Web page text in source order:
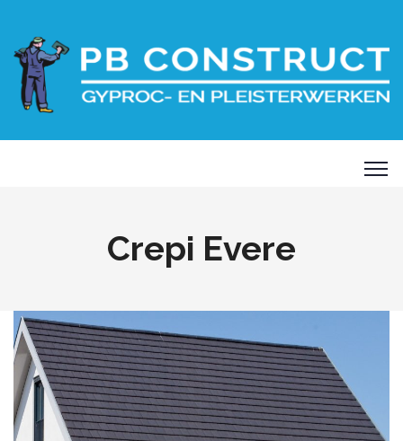
Crepi Evere